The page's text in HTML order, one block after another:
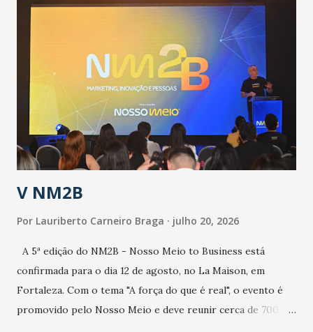
públicos e domiciliares. “Nós não estamos vivendo uma
epidemia comum, como temos em todos os anos, com
aumento de casos de dengue, influenza ou H1N1. Trata-se
de uma epidemia com um vírus diferente, com um poder de
contaminação maior que outros coronavírus”, apontou o
secretário. Segundo ele, é uma epidemia com chance de
contaminação alta, podendo gerar um grande risco à
população e ao sistema de saúde. “Precisamos saber fazer a
estratificação do risco da doença, para não so...
V NM2B
Por Lauriberto Carneiro Braga julho 20, 2026
A 5ª edição do NM2B - Nosso Meio to Business está
confirmada para o dia 12 de agosto, no La Maison, em
Fortaleza. Com o tema "A força do que é real", o evento é
promovido pelo Nosso Meio e deve reunir cerca de 700